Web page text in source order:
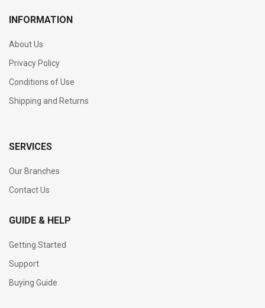
INFORMATION
About Us
Privacy Policy
Conditions of Use
Shipping and Returns
SERVICES
Our Branches
Contact Us
GUIDE & HELP
Getting Started
Support
Buying Guide